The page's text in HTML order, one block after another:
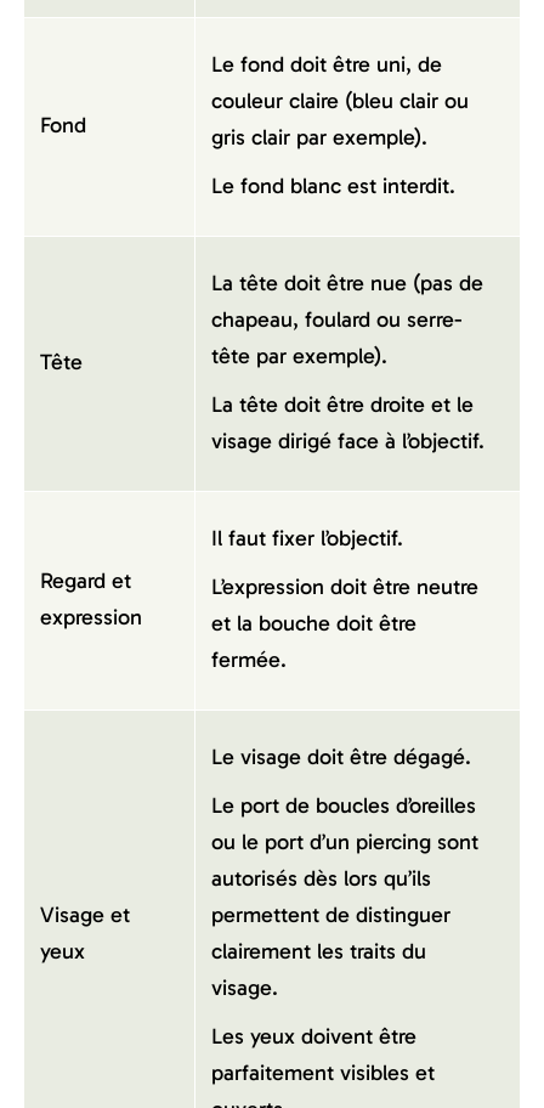
Fond
Le fond doit être uni, de
couleur claire (bleu clair ou
gris clair par exemple).
Le fond blanc est interdit.
Tête
La tête doit être nue (pas de
chapeau, foulard ou serre-
tête par exemple).
La tête doit être droite et le
visage dirigé face à l’objectif.
Regard et
expression
Il faut fixer l’objectif.
L’expression doit être neutre
et la bouche doit être
fermée.
Visage et
yeux
Le visage doit être dégagé.
Le port de boucles d’oreilles
ou le port d’un piercing sont
autorisés dès lors qu’ils
permettent de distinguer
clairement les traits du
visage.
Les yeux doivent être
parfaitement visibles et